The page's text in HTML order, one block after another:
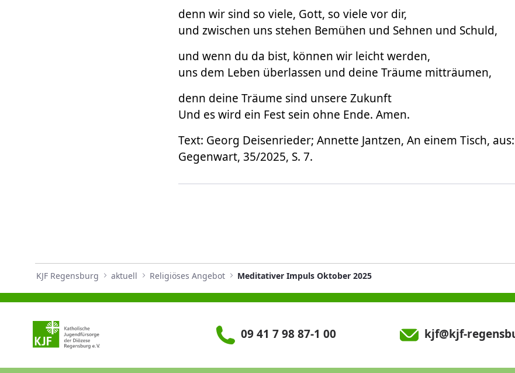
denn wir sind so viele, Gott, so viele vor dir,
und zwischen uns stehen Bemühen und Sehnen und Schuld,
und wenn du da bist, können wir leicht werden,
uns dem Leben überlassen und deine Träume mitträumen,
denn deine Träume sind unsere Zukunft
Und es wird ein Fest sein ohne Ende. Amen.
Text: Georg Deisenrieder; Annette Jantzen, An einem Tisch,
Gegenwart, 35/2025, S. 7.
KJF Regensburg aktuell Religiöses Angebot Meditativer Impuls Oktober 2025
09 41 7 98 87-1 00
kjf@kjf-